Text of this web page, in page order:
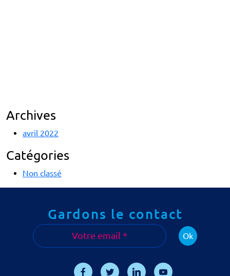
Archives
avril 2022
Catégories
Non classé
Gardons le contact